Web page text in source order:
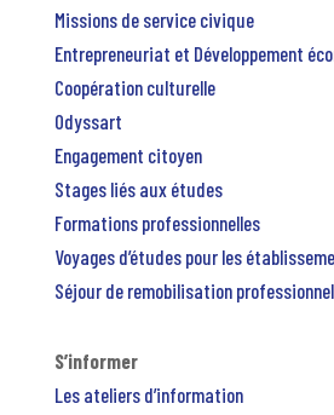
Missions de service civique
Entrepreneuriat et Développement
Coopération culturelle
Odyssart
Engagement citoyen
Stages liés aux études
Formations professionnelles
Voyages d’études pour les
Séjour de remobilisation
S’informer
Les ateliers d’information